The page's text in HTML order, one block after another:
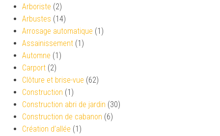
Arboriste (2)
Arbustes (14)
Arrosage automatique (1)
Assainissement (1)
Automne (1)
Carport (2)
Clôture et brise-vue (62)
Construction (1)
Construction abri de jardin (30)
Construction de cabanon (6)
Création d’allée (1)